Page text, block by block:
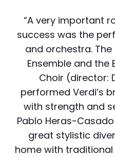
“A very important
success was the
and orchestra.
Ensemble and the
Choir (director:
performed Verdi’s
with strength and
Pablo Heras-
great stylistic
home with